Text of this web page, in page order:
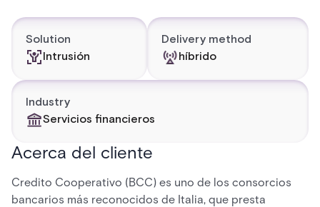
Solution
Intrusión
Delivery method
híbrido
Industry
Servicios financieros
Acerca del cliente
Credito Cooperativo (BCC) es uno de los consorcios
bancarios más reconocidos de Italia, que presta